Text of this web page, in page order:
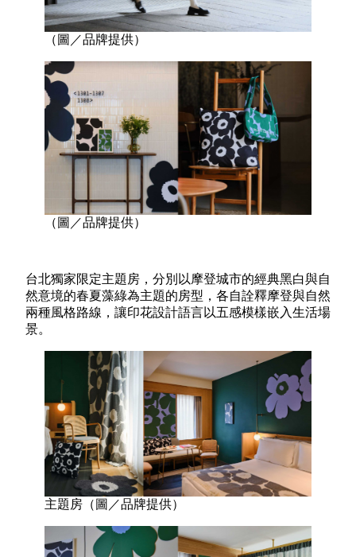
（圖／品牌提供）
（圖／品牌提供）
台北獨家限定主題房，分別以摩登城市的經典黑白與自
然意境的春夏藻綠為主題的房型，各自詮釋摩登與自然
兩種風格路線，讓印花設計語言以五感模樣嵌入生活場
景。
主題房（圖／品牌提供）